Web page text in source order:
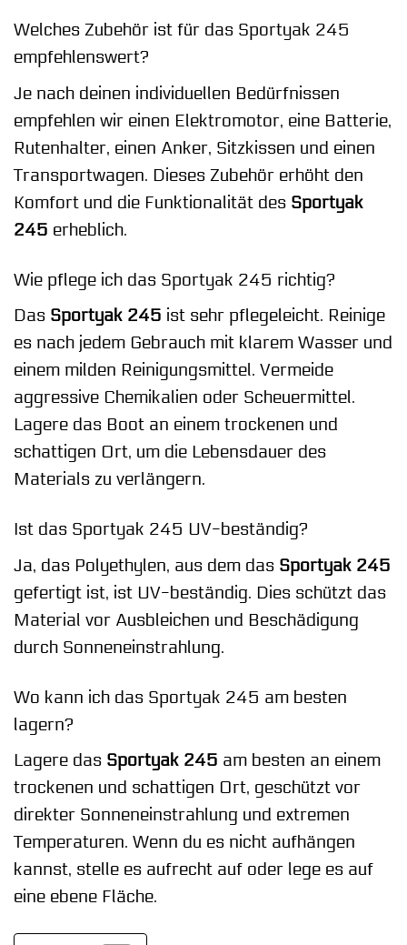
Welches Zubehör ist für das Sportyak 245
empfehlenswert?
Je nach deinen individuellen Bedürfnissen
empfehlen wir einen Elektromotor, eine Batterie,
Rutenhalter, einen Anker, Sitzkissen und einen
Transportwagen. Dieses Zubehör erhöht den
Komfort und die Funktionalität des Sportyak
245 erheblich.
Wie pflege ich das Sportyak 245 richtig?
Das Sportyak 245 ist sehr pflegeleicht. Reinige
es nach jedem Gebrauch mit klarem Wasser und
einem milden Reinigungsmittel. Vermeide
aggressive Chemikalien oder Scheuermittel.
Lagere das Boot an einem trockenen und
schattigen Ort, um die Lebensdauer des
Materials zu verlängern.
Ist das Sportyak 245 UV-beständig?
Ja, das Polyethylen, aus dem das Sportyak 245
gefertigt ist, ist UV-beständig. Dies schützt das
Material vor Ausbleichen und Beschädigung
durch Sonneneinstrahlung.
Wo kann ich das Sportyak 245 am besten
lagern?
Lagere das Sportyak 245 am besten an einem
trockenen und schattigen Ort, geschützt vor
direkter Sonneneinstrahlung und extremen
Temperaturen. Wenn du es nicht aufhängen
kannst, stelle es aufrecht auf oder lege es auf
eine ebene Fläche.